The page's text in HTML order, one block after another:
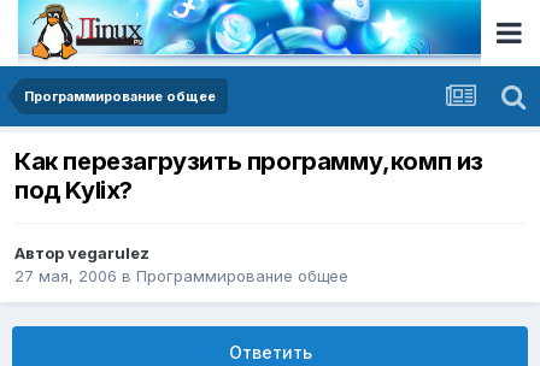
Программирование общее
Как перезагрузить программу,комп из
под Kylix?
Авторvegarulez
27 мая, 2006 в Программирование общее
Ответить